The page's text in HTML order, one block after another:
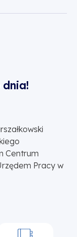
dnia!
Centrum
Pracy w